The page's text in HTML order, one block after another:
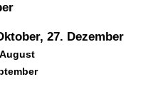
27. Dezember